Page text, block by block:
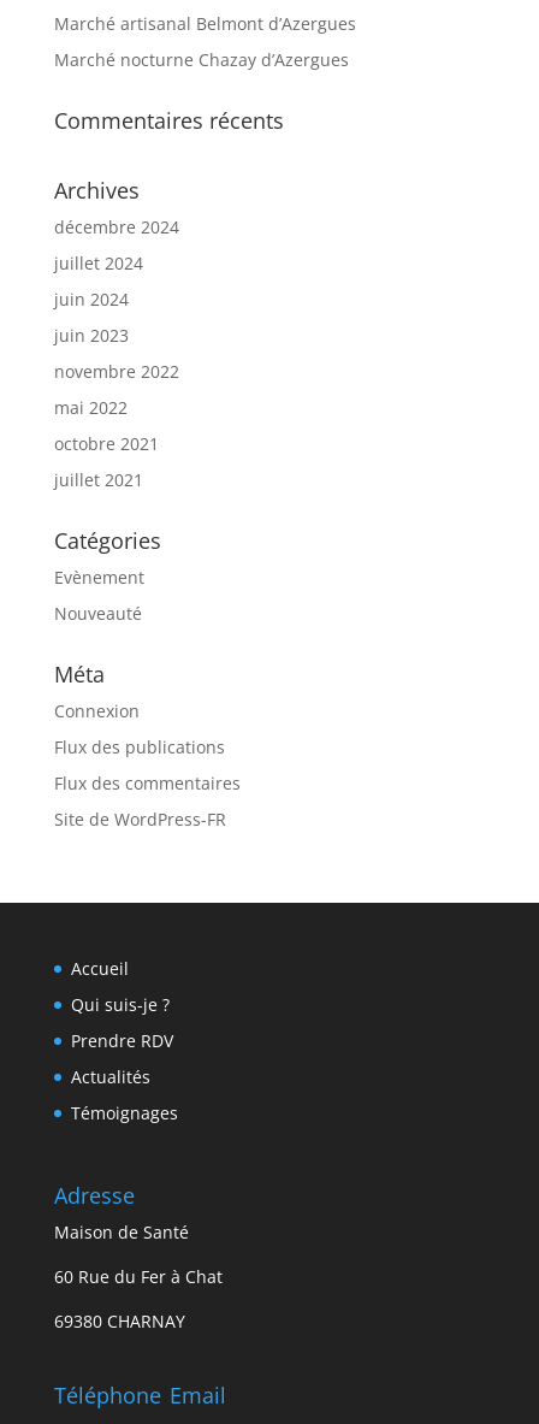
Marché artisanal Belmont d’Azergues
Marché nocturne Chazay d’Azergues
Commentaires récents
Archives
décembre 2024
juillet 2024
juin 2024
juin 2023
novembre 2022
mai 2022
octobre 2021
juillet 2021
Catégories
Evènement
Nouveauté
Méta
Connexion
Flux des publications
Flux des commentaires
Site de WordPress-FR
Accueil
Qui suis-je ?
Prendre RDV
Actualités
Témoignages
Adresse
Maison de Santé
60 Rue du Fer à Chat
69380 CHARNAY
Téléphone Email